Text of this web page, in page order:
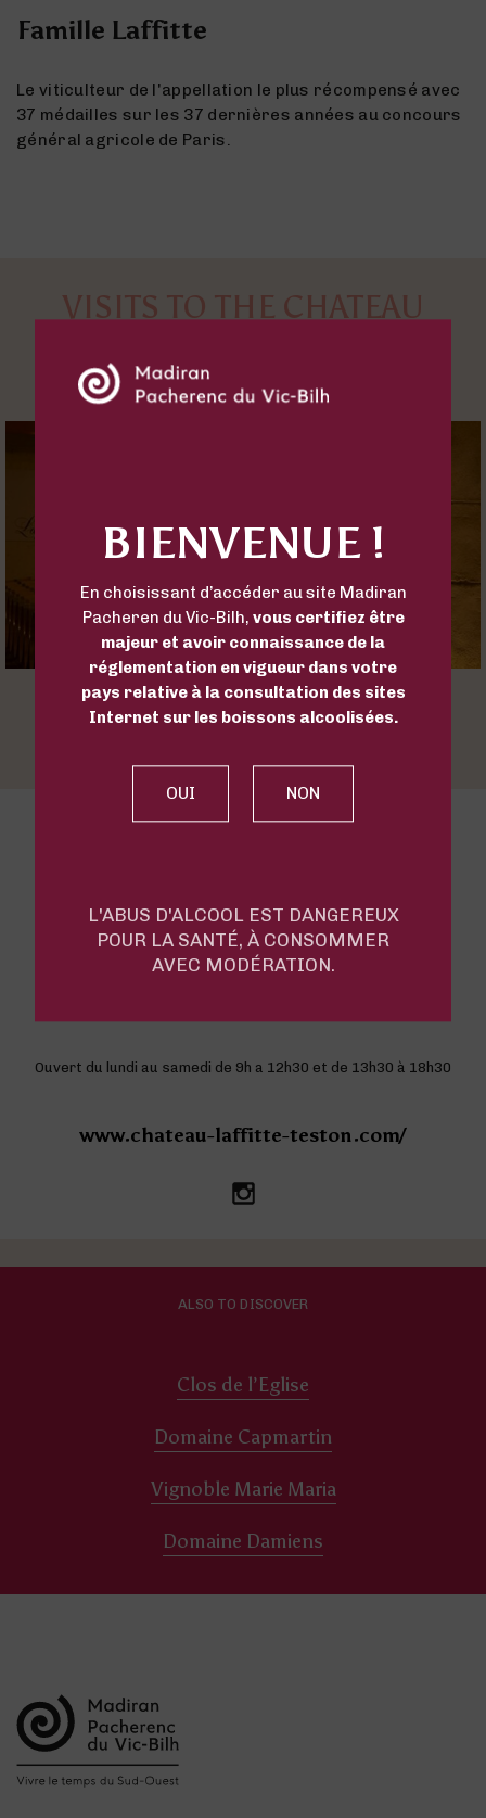
Famille Laffitte
Le viticulteur de l'appellation le plus récompensé avec
37 médailles sur les 37 dernières années au concours
général agricole de Paris.
VISITS TO THE CHATEAU
Lieu dit « Teston » - 32400 Maumusson
Laguian
Ouvert du lundi au samedi de 9h a 12h30 et de 13h30 à 18h30
www.chateau-laffitte-teston.com/
ALSO TO DISCOVER
Clos de l’Eglise
Domaine Capmartin
Vignoble Marie Maria
Domaine Damiens
BIENVENUE !
En choisissant d’accéder au site Madiran
Pacheren du Vic-Bilh, vous certifiez être
majeur et avoir connaissance de la
réglementation en vigueur dans votre
pays relative à la consultation des sites
Internet sur les boissons alcoolisées.
L'ABUS D'ALCOOL EST DANGEREUX
POUR LA SANTÉ, À CONSOMMER
AVEC MODÉRATION.